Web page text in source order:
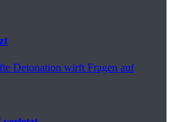
Detonation wirft Fragen auf